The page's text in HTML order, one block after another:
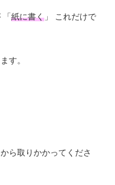
「紙に書く 」 これだけで
す。
ら取りかかってくださ